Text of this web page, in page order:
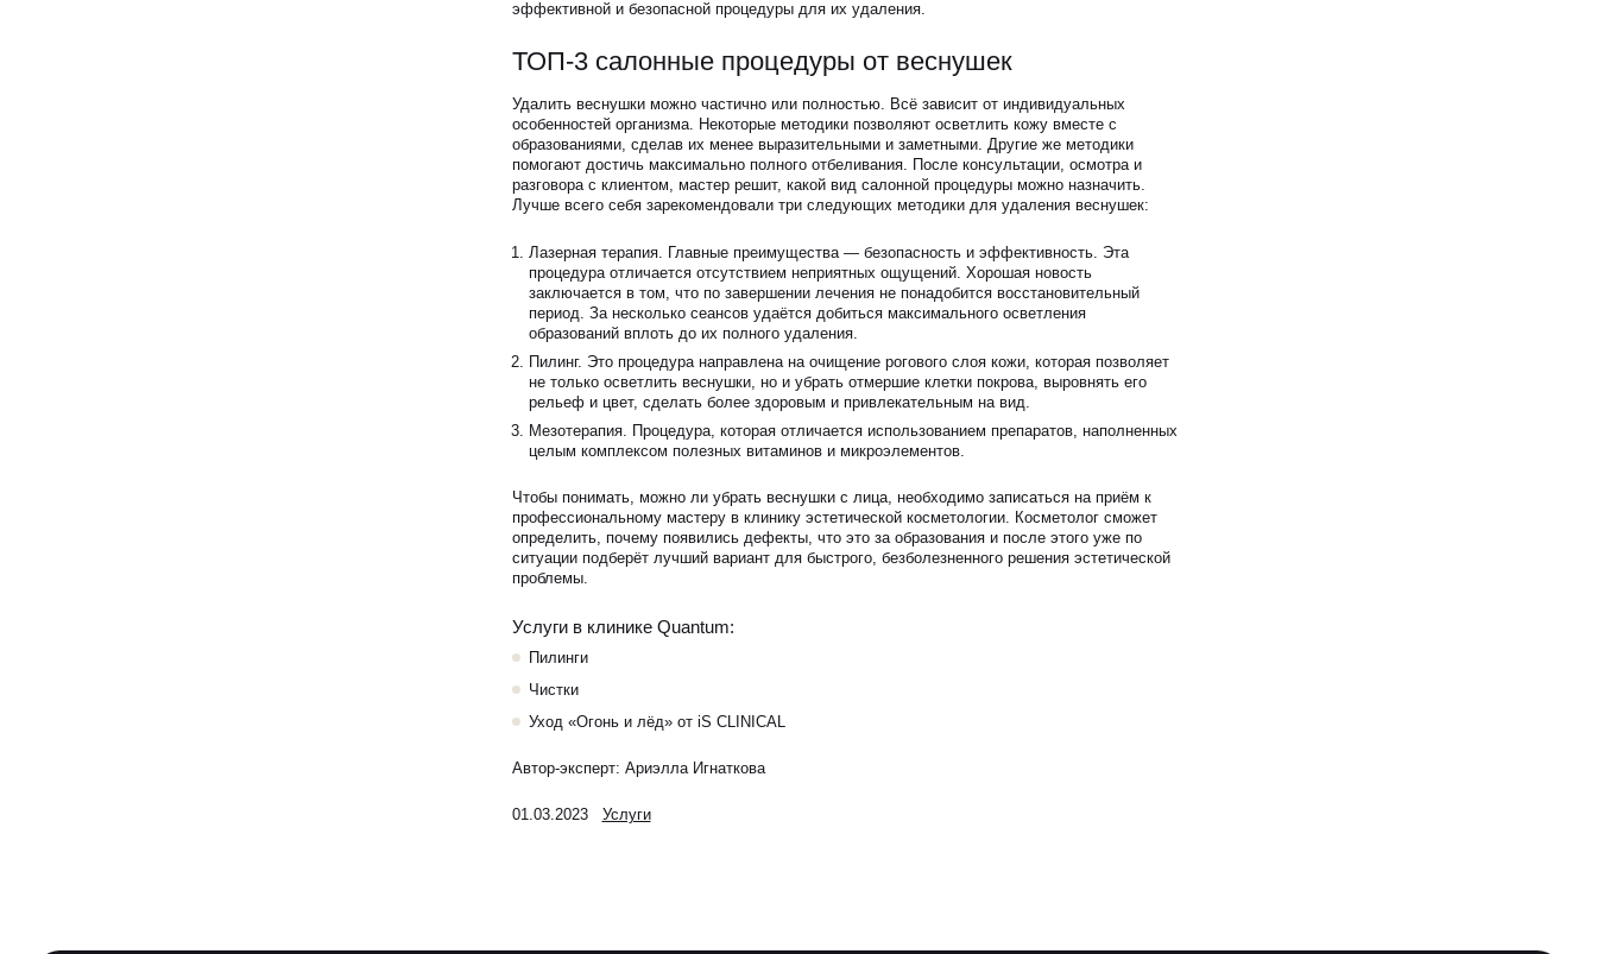
эффективной и безопасной процедуры для их удаления.
ТОП-3 салонные процедуры от веснушек
Удалить веснушки можно частично или полностью. Всё зависит от индивидуальных
особенностей организма. Некоторые методики позволяют осветлить кожу вместе с
образованиями, сделав их менее выразительными и заметными. Другие же методики
помогают достичь максимально полного отбеливания. После консультации, осмотра и
разговора с клиентом, мастер решит, какой вид салонной процедуры можно назначить.
Лучше всего себя зарекомендовали три следующих методики для удаления веснушек:
Лазерная терапия. Главные преимущества — безопасность и эффективность. Эта
процедура отличается отсутствием неприятных ощущений. Хорошая новость
заключается в том, что по завершении лечения не понадобится восстановительный
период. За несколько сеансов удаётся добиться максимального осветления
образований вплоть до их полного удаления.
Пилинг. Это процедура направлена на очищение рогового слоя кожи, которая позволяет
не только осветлить веснушки, но и убрать отмершие клетки покрова, выровнять его
рельеф и цвет, сделать более здоровым и привлекательным на вид.
Мезотерапия. Процедура, которая отличается использованием препаратов, наполненных
целым комплексом полезных витаминов и микроэлементов.
Чтобы понимать, можно ли убрать веснушки с лица, необходимо записаться на приём к
профессиональному мастеру в клинику эстетической косметологии. Косметолог сможет
определить, почему появились дефекты, что это за образования и после этого уже по
ситуации подберёт лучший вариант для быстрого, безболезненного решения эстетической
проблемы.
Услуги в клинике Quantum:
Пилинги
Чистки
Уход «Огонь и лёд» от iS CLINICAL
Автор-эксперт: Ариэлла Игнаткова
01.03.2023 Услуги